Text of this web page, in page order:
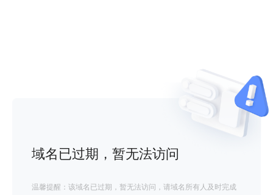
域名已过期，暂无法访问
温馨提醒：该域名已过期，暂无法访问，请域名所有人及时完成